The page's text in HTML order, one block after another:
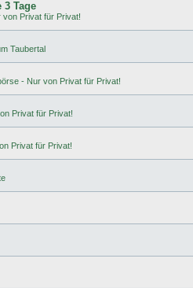
3 Tage
Privat für Privat!
Taubertal
- Nur von Privat für Privat!
Privat für Privat!
Privat für Privat!